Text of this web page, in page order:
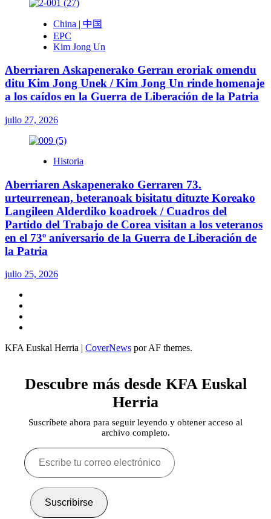
China | 中国
EPC
Kim Jong Un
Aberriaren Askapenerako Gerran eroriak omendu
ditu Kim Jong Unek / Kim Jong Un rinde homenaje
a los caídos en la Guerra de Liberación de la Patria
julio 27, 2026
Historia
Aberriaren Askapenerako Gerraren 73.
urteurrenean, beteranoak bisitatu dituzte Koreako
Langileen Alderdiko koadroek / Cuadros del
Partido del Trabajo de Corea visitan a los veteranos
en el 73º aniversario de la Guerra de Liberación de
la Patria
julio 25, 2026
KFA Euskal Herria | CoverNews por AF themes.
Descubre más desde KFA Euskal
Herria
Suscríbete ahora para seguir leyendo y obtener acceso al
archivo completo.
Escribe
tu
correo
Suscribirse